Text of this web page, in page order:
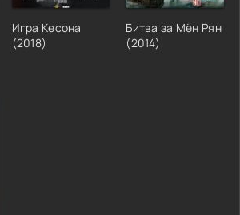
Игра Кесона
(2018)
Битва за Мён Рян
(2014)